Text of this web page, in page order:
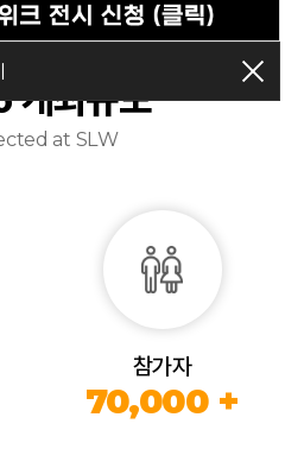
개최규모
at SLW
참가자
70,000 +